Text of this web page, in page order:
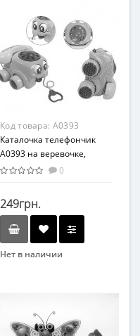
Каталка
Возраст
От 12 мес
Возрастная группа
Пластик
Код товара: A0393
Каталочка телефончик
A0393 на веревочке,
функциональные глазки,
0
249грн.
Нет в наличии
Каталка